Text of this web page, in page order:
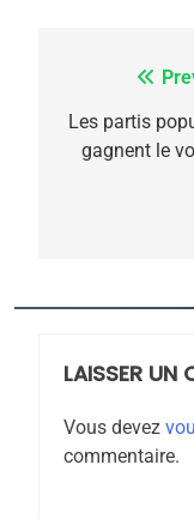
de
l’article
Les partis
gagnent le
LAISSER UN
Vous devez
commentaire.
5
7